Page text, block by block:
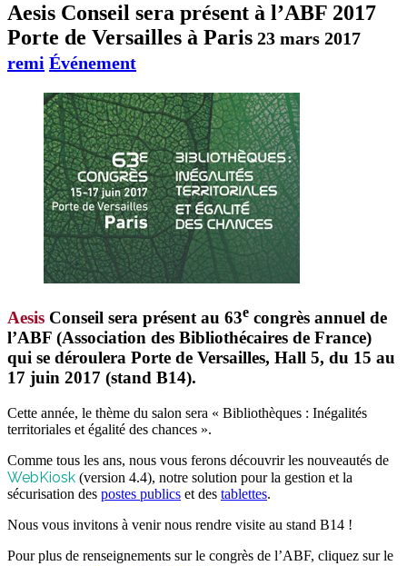
Aesis Conseil sera présent à l’ABF 2017
Porte de Versailles à Paris 23 mars 2017
remi Événement
Aesis Conseil sera présent au 63e congrès annuel de
l’ABF (Association des Bibliothécaires de France)
qui se déroulera Porte de Versailles, Hall 5, du 15 au
17 juin 2017 (stand B14).
Cette année, le thème du salon sera « Bibliothèques : Inégalités
territoriales et égalité des chances ».
Comme tous les ans, nous vous ferons découvrir les nouveautés de
WebKiosk (version 4.4), notre solution pour la gestion et la
sécurisation des postes publics et des tablettes.
Nous vous invitons à venir nous rendre visite au stand B14 !
Pour plus de renseignements sur le congrès de l’ABF, cliquez sur le